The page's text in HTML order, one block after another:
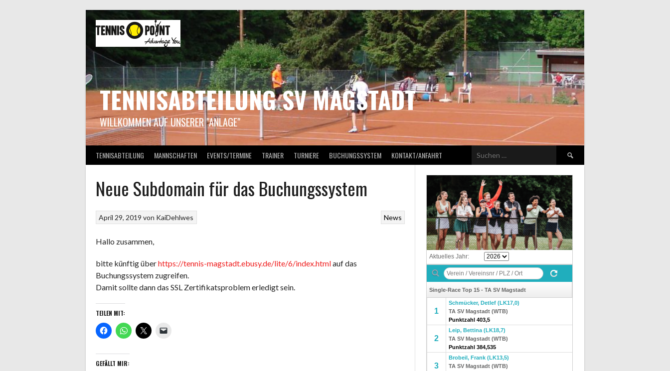
TENNISABTEILUNG SV MAGSTADT
WILLKOMMEN AUF UNSERER "ANLAGE"
TENNISABTEILUNG MANNSCHAFTEN EVENTS/TERMINE TRAINER TURNIERE BUCHUNGSSYSTEM KONTAKT/ANFAHRT
Suchen
nach:
Neue Subdomain für das Buchungssystem
News
April 29, 2019 von KaiDehlwes
Hallo zusammen,
bitte künftig überhttps://tennis-magstadt.ebusy.de/lite/6/index.htmlauf das
Buchungssystem zugreifen.
Damit sollte dann das SSL Zertifikatsproblem erledigt sein.
TEILEN MIT:
GEFÄLLT MIR: